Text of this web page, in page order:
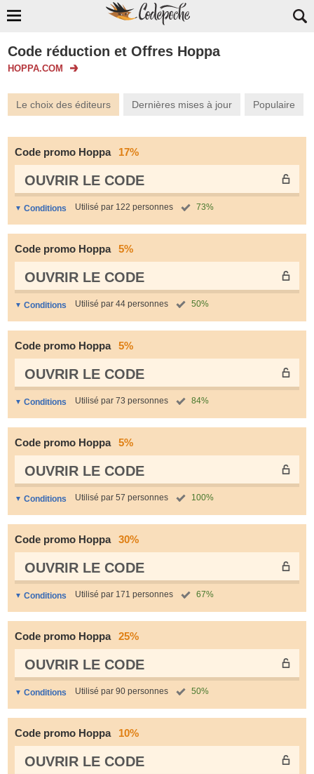
Code réduction et Offres Hoppa
HOPPA.COM
Le choix des éditeurs Dernières mises à jour Populaire
Code promo Hoppa 17%
OUVRIR LE СODE
Conditions Utilisé par 122 personnes 73%
Code promo Hoppa 5%
OUVRIR LE СODE
Conditions Utilisé par 44 personnes 50%
Code promo Hoppa 5%
OUVRIR LE СODE
Conditions Utilisé par 73 personnes 84%
Code promo Hoppa 5%
OUVRIR LE СODE
Conditions Utilisé par 57 personnes 100%
Code promo Hoppa 30%
OUVRIR LE СODE
Conditions Utilisé par 171 personnes 67%
Code promo Hoppa 25%
OUVRIR LE СODE
Conditions Utilisé par 90 personnes 50%
Code promo Hoppa 10%
OUVRIR LE СODE